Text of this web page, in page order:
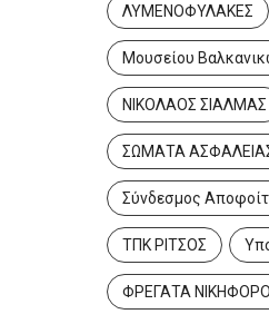
ΛΥΜΕΝΟΦΥΛΑΚΕΣ
Μουσείου
ΝΙΚΟΛΑΟΣ ΣΙΑΛΜΑΣ
ΣΩΜΑΤΑ
Σύνδεσμος
ΤΠΚ ΡΙΤΣΟΣ
ΦΡΕΓΑΤΑ